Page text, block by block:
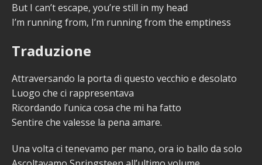
But I can’t escape, you’re still in my head
I’m running from, I’m running from the emptiness
Traduzione
Attraversando la porta di questo vecchio e desolato
Luogo che ci rappresentava
Ricordando l’unica cosa che mi ha fatto
Sentire che valesse la pena amare.
Una volta ci tenevamo per mano, ora io ballo da solo